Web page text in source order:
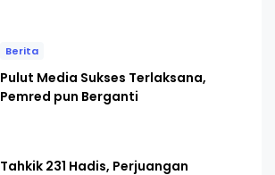
Berita
Pulut Media Sukses Terlaksana,
Pemred pun Berganti
Tahkik 231 Hadis, Perjuangan